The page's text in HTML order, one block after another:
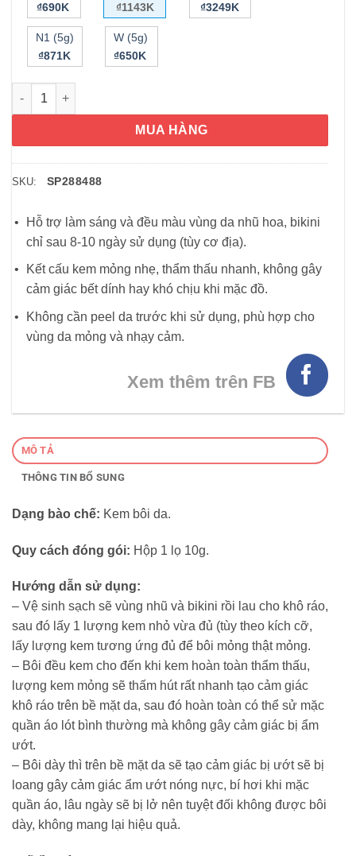
₫690K
₫1143K
₫3249K
N1 (5g)
₫871K
W (5g)
₫650K
Kem hồng nhủ hoa và bikini GCell XX Virgin Premium Cream
MUA HÀNG
SKU: SP288488
Hỗ trợ làm sáng và đều màu vùng da nhũ hoa, bikini
chỉ sau 8-10 ngày sử dụng (tùy cơ địa).
Kết cấu kem mỏng nhẹ, thẩm thấu nhanh, không gây
cảm giác bết dính hay khó chịu khi mặc đồ.
Không cần peel da trước khi sử dụng, phù hợp cho
vùng da mỏng và nhạy cảm.
Xem thêm trên FB
MÔ TẢ
THÔNG TIN BỔ SUNG
Dạng bào chế: Kem bôi da.
Quy cách đóng gói: Hộp 1 lọ 10g.
Hướng dẫn sử dụng:
– Vệ sinh sạch sẽ vùng nhũ và bikini rồi lau cho khô ráo,
sau đó lấy 1 lượng kem nhỏ vừa đủ (tùy theo kích cỡ,
lấy lượng kem tương ứng đủ để bôi mỏng thật mỏng.
– Bôi đều kem cho đến khi kem hoàn toàn thẩm thấu,
lượng kem mỏng sẽ thấm hút rất nhanh tạo cảm giác
khô ráo trên bề mặt da, sau đó hoàn toàn có thể sử mặc
quần áo lót bình thường mà không gây cảm giác bị ẩm
ướt.
– Bôi dày thì trên bề mặt da sẽ tạo cảm giác bị ướt sẽ bị
loang gây cảm giác ẩm ướt nóng nực, bí hơi khi mặc
quần áo, lâu ngày sẽ bị lở nên tuyệt đối không được bôi
dày, không mang lại hiệu quả.